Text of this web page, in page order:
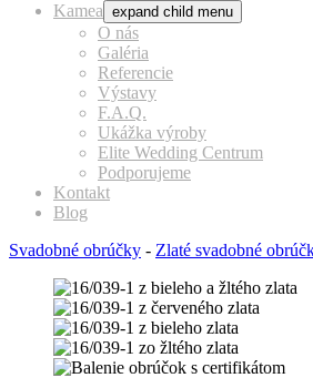
Kamea expand child menu
O nás
Galéria
Referencie
Výstavy
F.A.Q.
Ukážka výroby
Elite Wedding Centrum
Podporujeme
Kontakt
Blog
Svadobné obrúčky - Zlaté svadobné